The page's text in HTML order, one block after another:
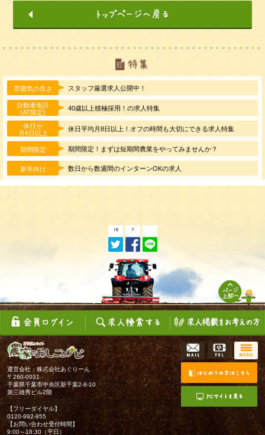
雰囲気の良さ スタッフ厳選求人公開中！
自動車免許
(AT限定)
40歳以上積極採用！の求人特集
休日が
月6日以上
休日平均月8日以上！オフの時間も大切にできる求人特集
期間限定 期間限定！まずは短期間農業をやってみませんか？
新卒向け 数日から数週間のインターンOKの求人
運営会社：株式会社あぐりーん
〒260-0031
千葉県千葉市中央区新千葉2-8-10
第三雄秀ビル2階
【フリーダイヤル】
0120-992-955
【お問い合わせ受付時間】
9:00～18:30（平日）